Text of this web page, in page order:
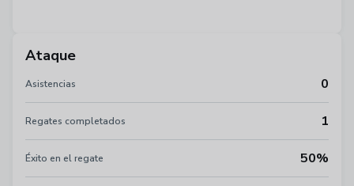
Ataque
Asistencias 0
Regates completados 1
Éxito en el regate 50%